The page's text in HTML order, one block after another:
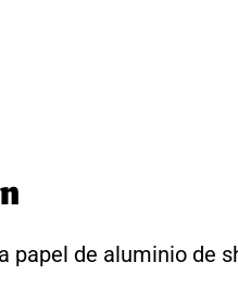
papel de aluminio de